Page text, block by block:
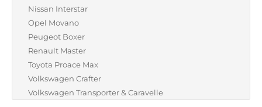
Nissan Interstar
Opel Movano
Peugeot Boxer
Renault Master
Toyota Proace Max
Volkswagen Crafter
Volkswagen Transporter & Caravelle